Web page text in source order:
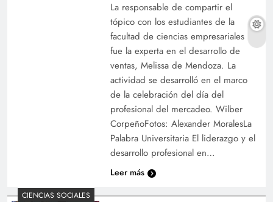
La responsable de compartir el
tópico con los estudiantes de la
facultad de ciencias empresariales
fue la experta en el desarrollo de
ventas, Melissa de Mendoza. La
actividad se desarrolló en el marco
de la celebración del día del
profesional del mercadeo. Wilber
CorpeñoFotos: Alexander MoralesLa
Palabra Universitaria El liderazgo y el
desarrollo profesional en…
Leer más
CIENCIAS SOCIALES